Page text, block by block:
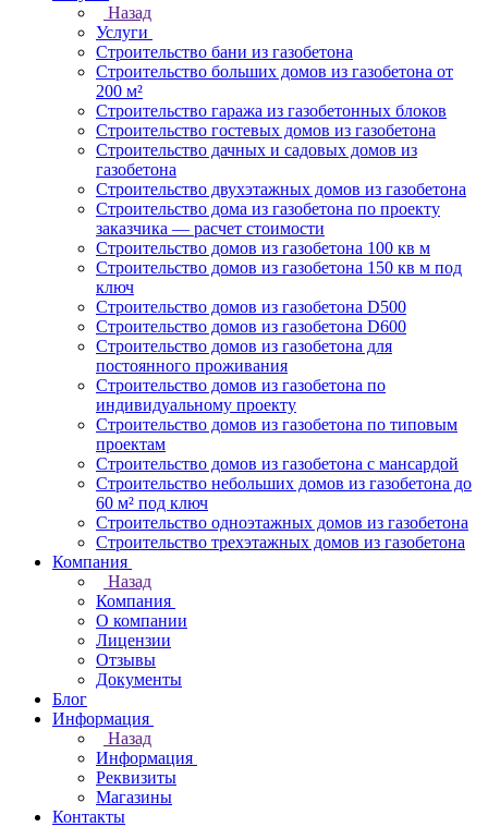
Назад
Услуги
Строительство бани из газобетона
Строительство больших домов из газобетона от
200 м²
Строительство гаража из газобетонных блоков
Строительство гостевых домов из газобетона
Строительство дачных и садовых домов из
газобетона
Строительство двухэтажных домов из газобетона
Строительство дома из газобетона по проекту
заказчика — расчет стоимости
Строительство домов из газобетона 100 кв м
Строительство домов из газобетона 150 кв м под
ключ
Строительство домов из газобетона D500
Строительство домов из газобетона D600
Строительство домов из газобетона для
постоянного проживания
Строительство домов из газобетона по
индивидуальному проекту
Строительство домов из газобетона по типовым
проектам
Строительство домов из газобетона с мансардой
Строительство небольших домов из газобетона до
60 м² под ключ
Строительство одноэтажных домов из газобетона
Строительство трехэтажных домов из газобетона
Компания
Назад
Компания
О компании
Лицензии
Отзывы
Документы
Блог
Информация
Назад
Информация
Реквизиты
Магазины
Контакты